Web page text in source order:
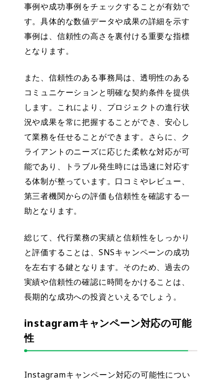
事例や成功事例をチェックすることが有効で
す。具体的な数値データや成果の詳細を示す
事例は、信頼性の高さを裏付ける重要な指標
となります。
また、信頼性のある事務局は、透明性のある
コミュニケーションと 明確な契約条件を提供
します。これにより、プロジェクトの進行状
況や成果を常に把握することができ、安心し
て業務を任せることができます。さらに、ク
ライアントのニーズに応じた柔軟な対応が可
能であり、トラブル発生時には迅速に対応す
る体制が整っています。口コミやレビュー、
第三者機関からの評価も信頼性を確認する一
助となります。
総じて、代行業務の実績と信頼性をしっかり
と評価することは、SNSキャンペーンの成功
を左右する鍵となります。そのため、過去の
実績や信頼性の確認に時間をかけることは、
長期的な成功への投資といえるでしょう。
instagramキャンペーン対応の可能
性
Instagramキャンペーン対応の可能性につい